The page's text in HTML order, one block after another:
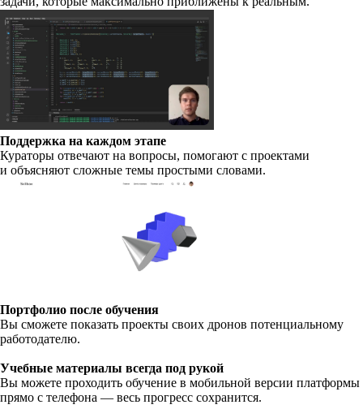
Поддержка на каждом этапе
Кураторы отвечают на вопросы, помогают с проектами
и объясняют сложные темы простыми словами.
Портфолио после обучения
Вы сможете показать проекты своих дронов потенциальному
работодателю.
Учебные материалы всегда под рукой
Вы можете проходить обучение в мобильной версии платформы
прямо с телефона — весь прогресс сохранится.